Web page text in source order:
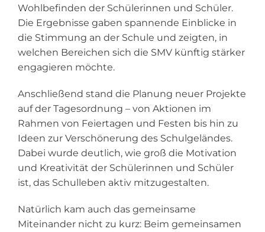
Wohlbefinden der Schülerinnen und Schüler.
Die Ergebnisse gaben spannende Einblicke in
die Stimmung an der Schule und zeigten, in
welchen Bereichen sich die SMV künftig stärker
engagieren möchte.
Anschließend stand die Planung neuer Projekte
auf der Tagesordnung – von Aktionen im
Rahmen von Feiertagen und Festen bis hin zu
Ideen zur Verschönerung des Schulgeländes.
Dabei wurde deutlich, wie groß die Motivation
und Kreativität der Schülerinnen und Schüler
ist, das Schulleben aktiv mitzugestalten.
Natürlich kam auch das gemeinsame
Miteinander nicht zu kurz: Beim gemeinsamen